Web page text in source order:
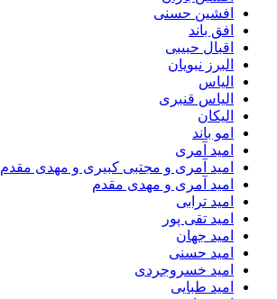
افشین حسنی
افق باند
اقبال حبیبی
البرز نبویان
الیاس
الیاس قنبرى
الیکان
امو باند
امید آمری
امید آمری و مجتبی کبیری و مهدى مقدم
امید آمری و مهدی مقدم
امید ترابی
امید تقی پور
امید جهان
امید حسنی
امید خسروجردی
امید طبایی